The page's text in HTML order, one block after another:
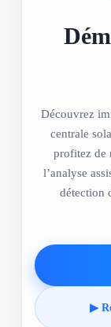
Découvrez
centrale
profitez de
l’analyse
détection
▶